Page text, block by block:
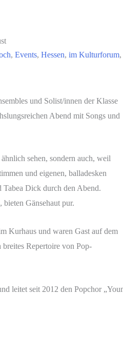
, Events, Hessen, im Kulturforum,
und Solist/innen der Klasse
Abend mit Songs und
sehen, sondern auch, weil
und eigenen, balladesken
Dick durch den Abend.
Gänsehaut pur.
Kurhaus und waren Gast auf dem
breites Repertoire von Pop-
leitet seit 2012 den Popchor